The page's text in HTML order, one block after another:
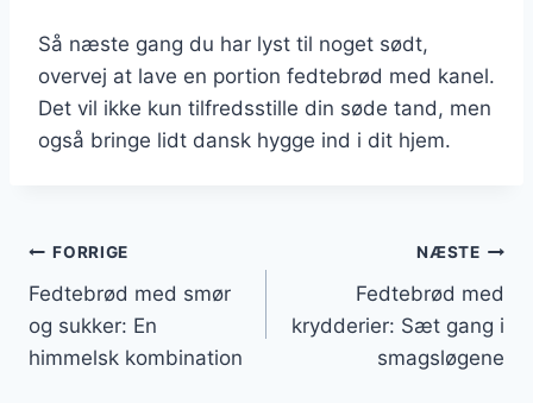
Så næste gang du har lyst til noget sødt,
overvej at lave en portion fedtebrød med kanel.
Det vil ikke kun tilfredsstille din søde tand, men
også bringe lidt dansk hygge ind i dit hjem.
Indlægsnavigation
FORRIGE
Fedtebrød med smør
og sukker: En
himmelsk kombination
NÆSTE
Fedtebrød med
krydderier: Sæt gang i
smagsløgene